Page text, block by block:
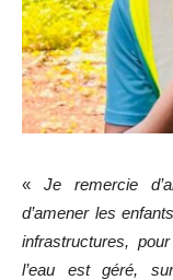
« Je remercie
d’amener les
infrastructures,
l’eau est géré,